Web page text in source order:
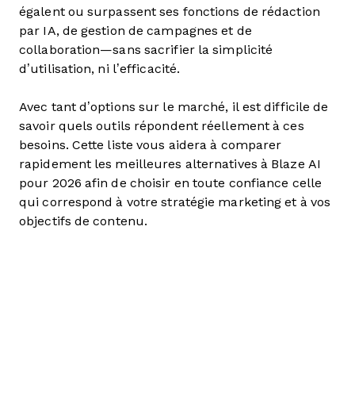
égalent ou surpassent ses fonctions de rédaction
par IA, de gestion de campagnes et de
collaboration—sans sacrifier la simplicité
d’utilisation, ni l’efficacité.
Avec tant d’options sur le marché, il est difficile de
savoir quels outils répondent réellement à ces
besoins. Cette liste vous aidera à comparer
rapidement les meilleures alternatives à Blaze AI
pour 2026 afin de choisir en toute confiance celle
qui correspond à votre stratégie marketing et à vos
objectifs de contenu.